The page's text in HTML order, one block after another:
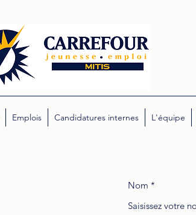
Emplois Candidatures internes L'équipe
Nom